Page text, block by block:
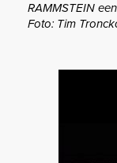
RAMMSTEIN
Foto: Tim